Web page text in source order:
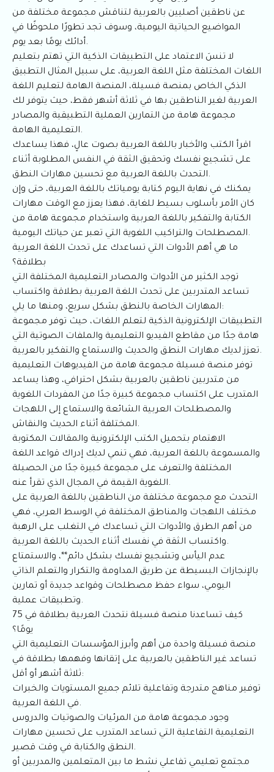
عن ناطقين أصليين بالعربية لتناقش مجموعة مختلفة من
المواضيع الحياتية اليومية، وسوف تجد تطورًا ملحوظًا في
أدائك يومًا بعد يوم.
لا تنسَ الاعتماد على التطبيقات الذكية التي تهتم بتعليم
اللغات المختلفة مثل اللغة العربية، على سبيل المثال التطبيق
الذكي الخاص بمنصة فسيلة، المنصة الهامة لتعليم اللغة
العربية لغير الناطقين بها في ثلاثة أشهر فقط، حيث يتوفر لك
مجموعة هامة من التمارين العملية التطبيقية والمصادر
التعليمية الهامة.
اقرأ الكتب والأخبار باللغة العربية بصوت عالٍ، فهذا يساعدك
على تشجيع نفسك وتحقيق الثقة في النفس المطلوبة أثناء
التحدث باللغة العربية مع تحسين مهارات النطق.
يمكنك في نهاية اليوم كتابة يومياتك باللغة العربية، حتى وإن
كان الأمر بأسلوب بسيط للغاية، فهذا يعزز مع الوقت مهارات
الكتابة والتفكير باللغة العربية واستخدام مجموعة هامة من
المصطلحات والتراكيب اللغوية التي تعبر عن حياتك اليومية.
ما هي أهم الأدوات التي تساعدك على تحدث اللغة العربية
توجد الكثير من الأدوات والمصادر التعليمية المختلفة التي
تساعد المتدربين على تحدث اللغة العربية بطلاقة واكتساب
المهارات الخاصة بالنطق بشكل سريع، ومنها ما يلي:
التطبيقات الإلكترونية الذكية لتعلم اللغات، حيث توفر مجموعة
هامة جدًا من مقاطع الفيديو التعليمية والملفات الصوتية التي
تعزز لديك مهارات النطق والحديث والاستماع والتفكير بالعربية.
توفر منصة فسيلة مجموعة هامة من الفيديوهات التعليمية
من متدربين ناطقين بالعربية بشكل احترافي، وهذا يساعد
المتدرب على اكتساب مجموعة كبيرة جدًا من المفردات اللغوية
والمصطلحات العربية الشائعة والاستماع إلى اللهجات
المختلفة أثناء الحديث والنقاش.
الاهتمام بتحميل الكتب الإلكترونية والمقالات المكتوبة
والمسموعة باللغة العربية، فهي تنمي لديك إدراك قواعد اللغة
المختلفة والتعرف على مجموعة كبيرة جدًا من الحصيلة
اللغوية القيمة في المجال الذي تقرأ عنه.
التحدث مع مجموعة مختلفة من الناطقين باللغة العربية على
مختلف اللهجات والمناطق المختلفة في الوسط العربي، فهي
من أهم الطرق والأدوات التي تساعدك في التغلب على الرهبة
واكتساب الثقة في نفسك أثناء الحديث باللغة العربية.
عدم اليأس وتشجيع نفسك بشكل دائم**، والاستمتاع
بالإنجازات البسيطة عن طريق المداومة والتكرار والتعلم الذاتي
اليومي، سواء حفظ مصطلحات وقواعد جديدة أو تمارين
وتطبيقات عملية.
كيف تساعدنا منصة فسيلة نتحدث العربية بطلاقة في 75
منصة فسيلة واحدة من أهم وأبرز المؤسسات التعليمية التي
تساعد غير الناطقين بالعربية على إتقانها وفهمها بطلاقة في
ثلاثة أشهر أو أقل:
توفير مناهج متدرجة وتفاعلية تلائم جميع المستويات والخبرات
في اللغة العربية.
وجود مجموعة هامة من المرئيات والصوتيات والدروس
التعليمية التفاعلية التي تساعد المتدرب على تحسين مهارات
النطق والكتابة في وقت قصير.
مجتمع تعليمي تفاعلي نشط ما بين المتعلمين والمدربين أو